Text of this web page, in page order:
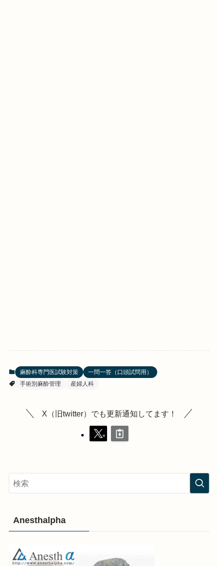
麻酔科専門医試験対策
一問一答（口頭試問用）
手術別麻酔管理
産婦人科
X（旧twitter）でも更新通知してます！
Anesthalpha